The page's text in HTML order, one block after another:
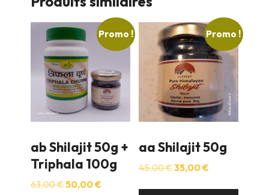
Promo !
ab Shilajit 50g +
Triphala 100g
63,00€Le
50,00€Le
Promo !
aa Shilajit 50g
45,00€Le
initial
35,00€Le
actuel